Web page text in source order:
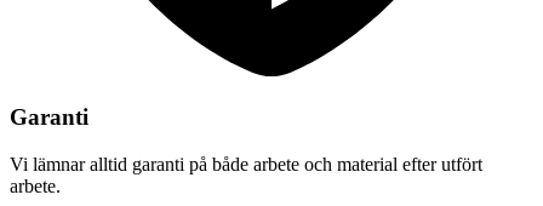
Garanti
Vi lämnar alltid garanti på både arbete och material efter utfört
arbete.